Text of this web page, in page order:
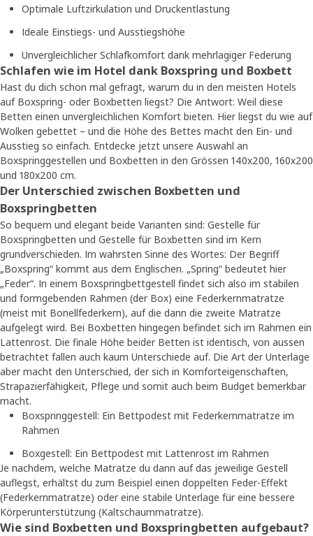
Optimale Luftzirkulation und Druckentlastung
Ideale Einstiegs- und Ausstiegshöhe
Unvergleichlicher Schlafkomfort dank mehrlagiger Federung
Schlafen wie im Hotel dank Boxspring und Boxbett
Hast du dich schon mal gefragt, warum du in den meisten Hotels
auf Boxspring- oder Boxbetten liegst? Die Antwort: Weil diese
Betten einen unvergleichlichen Komfort bieten. Hier liegst du wie auf
Wolken gebettet – und die Höhe des Bettes macht den Ein- und
Ausstieg so einfach. Entdecke jetzt unsere Auswahl an
Boxspringgestellen und Boxbetten in den Grössen 140x200, 160x200
und 180x200 cm.
Der Unterschied zwischen Boxbetten und
Boxspringbetten
So bequem und elegant beide Varianten sind: Gestelle für
Boxspringbetten und Gestelle für Boxbetten sind im Kern
grundverschieden. Im wahrsten Sinne des Wortes: Der Begriff
„Boxspring“ kommt aus dem Englischen. „Spring“ bedeutet hier
„Feder“. In einem Boxspringbettgestell findet sich also im stabilen
und formgebenden Rahmen (der Box) eine Federkernmatratze
(meist mit Bonellfederkern), auf die dann die zweite Matratze
aufgelegt wird. Bei Boxbetten hingegen befindet sich im Rahmen ein
Lattenrost. Die finale Höhe beider Betten ist identisch, von aussen
betrachtet fallen auch kaum Unterschiede auf. Die Art der Unterlage
aber macht den Unterschied, der sich in Komforteigenschaften,
Strapazierfähigkeit, Pflege und somit auch beim Budget bemerkbar
macht.
Boxspringgestell: Ein Bettpodest mit Federkernmatratze im
Rahmen
Boxgestell: Ein Bettpodest mit Lattenrost im Rahmen
Je nachdem, welche Matratze du dann auf das jeweilige Gestell
auflegst, erhältst du zum Beispiel einen doppelten Feder-Effekt
(Federkernmatratze) oder eine stabile Unterlage für eine bessere
Körperunterstützung (Kaltschaummatratze).
Wie sind Boxbetten und Boxspringbetten aufgebaut?